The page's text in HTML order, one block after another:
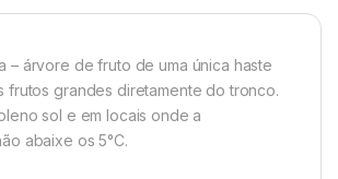
– árvore de fruto de uma única haste
frutos grandes diretamente do tronco.
sol e em locais onde a
abaixe os 5°C.